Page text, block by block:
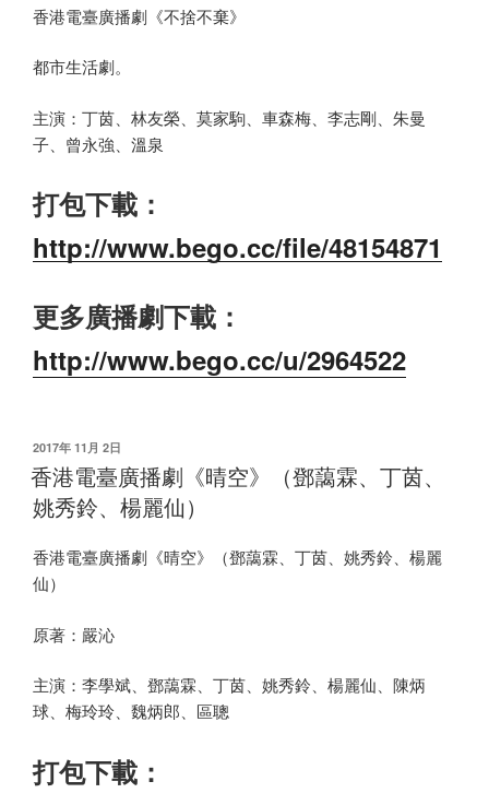
香港電臺廣播劇《不捨不棄》
都市生活劇。
主演：丁茵、林友榮、莫家駒、車森梅、李志剛、朱曼
子、曾永強、溫泉
打包下載：
http://www.bego.cc/file/48154871
更多廣播劇下載：
http://www.bego.cc/u/2964522
发
布
于
2017年 11月 2日
香港電臺廣播劇《晴空》（鄧藹霖、丁茵、
姚秀鈴、楊麗仙）
香港電臺廣播劇《晴空》（鄧藹霖、丁茵、姚秀鈴、楊麗
仙）
原著：嚴沁
主演：李學斌、鄧藹霖、丁茵、姚秀鈴、楊麗仙、陳炳
球、梅玲玲、魏炳郎、區聰
打包下載：